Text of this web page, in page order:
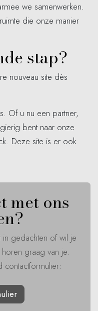
we samenwerken.
die onze manier
stap?
nouveau site dès
Of u nu een partner,
bent naar onze
Deze site is er ook
met ons
gedachten of wil je
graag van je.
contactformulier: